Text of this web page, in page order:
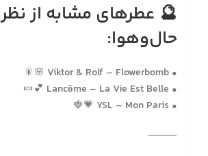
🔮 عطرهای مشابه از نظر
حال‌وهوا:
•
Viktor & Rolf – Flowerbomb
🌸🎇
•
Lancôme – La Vie Est Belle
💕🍬
•
YSL – Mon Paris
💗🍓
⸻